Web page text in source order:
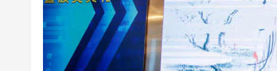
海南澄邁文儒煥新升級 五組數據
梁振英率港區全國政協委員考察
2025年海南儋州以舊換新帶動消